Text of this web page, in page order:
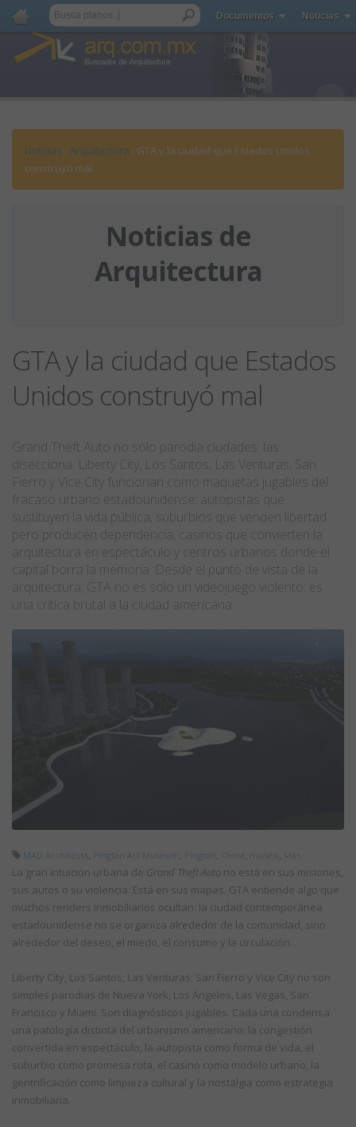
Documentos Noticias
Noticias : Arquitectura : GTA y la ciudad que Estados Unidos
construyó mal
Noticias de
Arquitectura
GTA y la ciudad que Estados
Unidos construyó mal
Grand Theft Auto no solo parodia ciudades: las
disecciona. Liberty City, Los Santos, Las Venturas, San
Fierro y Vice City funcionan como maquetas jugables del
fracaso urbano estadounidense: autopistas que
sustituyen la vida pública, suburbios que venden libertad
pero producen dependencia, casinos que convierten la
arquitectura en espectáculo y centros urbanos donde el
capital borra la memoria. Desde el punto de vista de la
arquitectura, GTA no es solo un videojuego violento; es
una crítica brutal a la ciudad americana.
MAD Architects, Pingtan Art Museum, Pingtan, China, museo, Más...
La gran intuición urbana de Grand Theft Auto no está en sus misiones,
sus autos o su violencia. Está en sus mapas. GTA entiende algo que
muchos renders inmobiliarios ocultan: la ciudad contemporánea
estadounidense no se organiza alrededor de la comunidad, sino
alrededor del deseo, el miedo, el consumo y la circulación.
Liberty City, Los Santos, Las Venturas, San Fierro y Vice City no son
simples parodias de Nueva York, Los Ángeles, Las Vegas, San
Francisco y Miami. Son diagnósticos jugables. Cada una condensa
una patología distinta del urbanismo americano: la congestión
convertida en espectáculo, la autopista como forma de vida, el
suburbio como promesa rota, el casino como modelo urbano, la
gentrificación como limpieza cultural y la nostalgia como estrategia
inmobiliaria.